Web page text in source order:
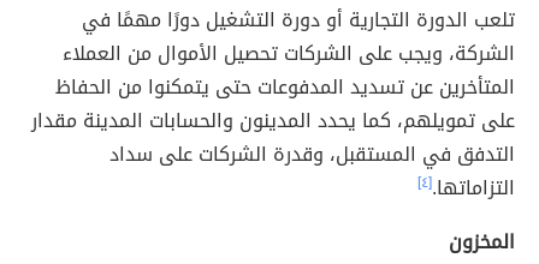
تلعب الدورة التجارية أو دورة التشغيل دورًا مهمًا في
الشركة، ويجب على الشركات تحصيل الأموال من العملاء
المتأخرين عن تسديد المدفوعات حتى يتمكنوا من الحفاظ
على تمويلهم، كما يحدد المدينون والحسابات المدينة مقدار
التدفق في المستقبل، وقدرة الشركات على سداد
التزاماتها.[٤]
المخزون